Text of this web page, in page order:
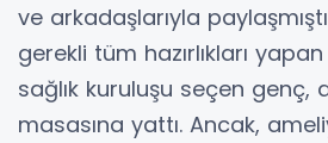
ve arkadaşlarıyla
gerekli tüm hazırlıkları
sağlık kuruluşu seçen genç,
masasına yattı. Ancak,